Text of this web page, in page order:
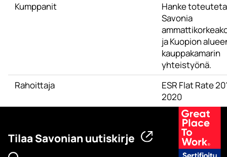
Kumppanit
Hanke
Savonia
ja Kuopion
kauppakamarin
yhteistyönä.
Rahoittaja
ESR Flat Rate
2020
Tilaa Savonian uutiskirje